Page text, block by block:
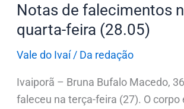
Notas de falecimentos
quarta-feira (28.05)
Vale do Ivaí/ Da redação
Ivaiporã – Bruna Bufalo Macedo,
faleceu na terça-feira (27). O corpo